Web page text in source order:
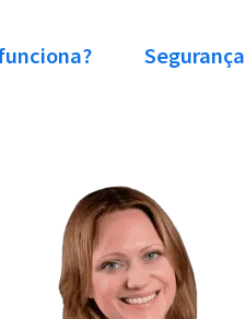
Segurança